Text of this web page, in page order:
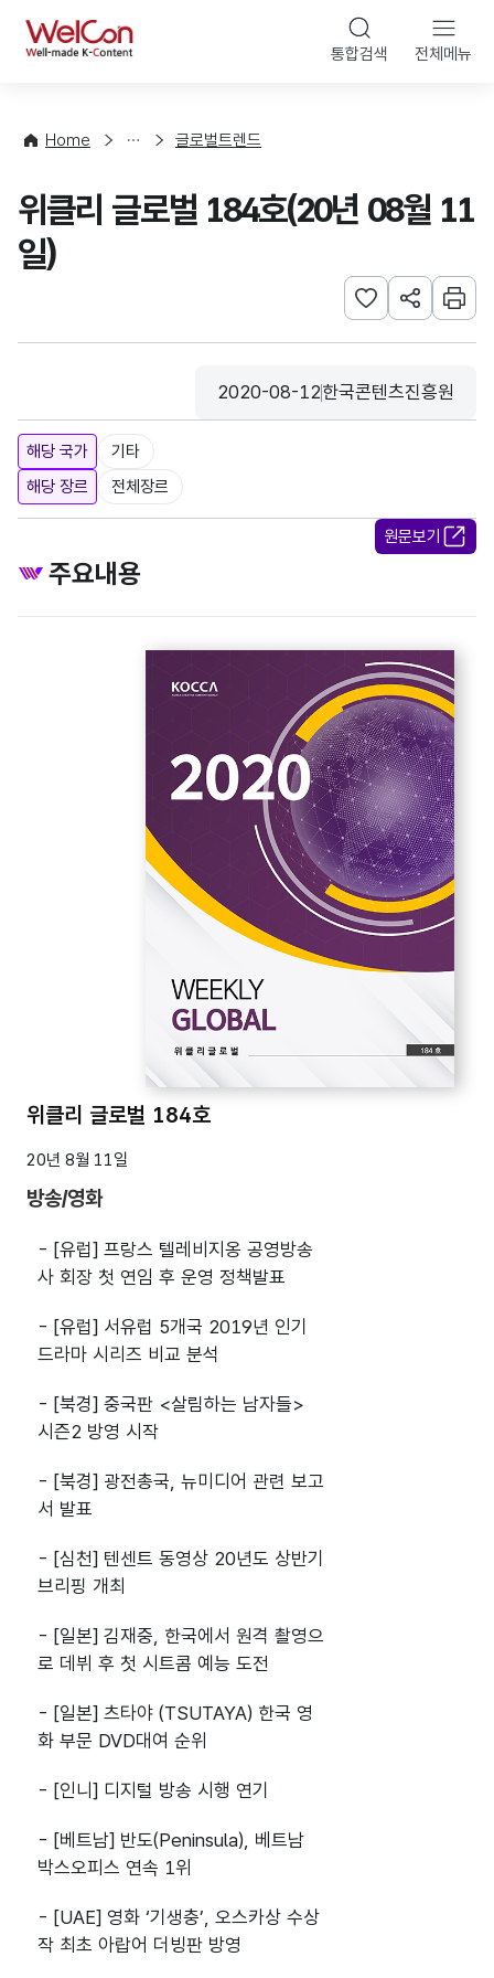
WelCon 통합검색 전체메뉴
Home
향
계
글로벌트렌드
위클리 글로벌 184호(20년 08월 11
일)
관심사 등록하기
URL 공유하
인쇄
등록일
2020-08-12
수집기관
한국콘텐츠진흥원
해당 국가
기타
해당 장르
전체장르
원문보기
주요내용
위클리 글로벌 184호
20년 8월 11일
방송/영화
- [유럽] 프랑스 텔레비지옹 공영방송
사 회장 첫 연임 후 운영 정책발표
- [유럽] 서유럽 5개국 2019년 인기
드라마 시리즈 비교 분석
- [북경] 중국판 <살림하는 남자들>
시즌2 방영 시작
- [북경] 광전총국, 뉴미디어 관련 보고
서 발표
- [심천] 텐센트 동영상 20년도 상반기
브리핑 개최
- [일본] 김재중, 한국에서 원격 촬영으
로 데뷔 후 첫 시트콤 예능 도전
- [일본] 츠타야 (TSUTAYA) 한국 영
화 부문 DVD대여 순위
- [인니] 디지털 방송 시행 연기
- [베트남] 반도(Peninsula), 베트남
박스오피스 연속 1위
- [UAE] 영화 ‘기생충’, 오스카상 수상
작 최초 아랍어 더빙판 방영